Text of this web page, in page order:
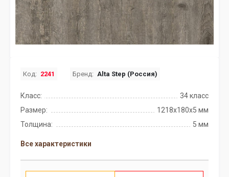
Код: 2241 Бренд: Alta Step (Россия)
Класс:
34 класс
Размер:
1218х180х5 мм
Толщина:
5 мм
Все характеристики